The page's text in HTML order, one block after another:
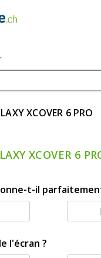
XCOVER 6 PRO
XCOVER 6
t-il
l'écran ?